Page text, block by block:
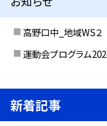
高野口中_地域WS２
運動会プログラム
新着記事